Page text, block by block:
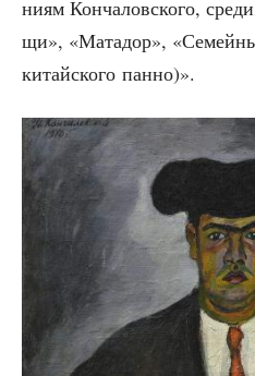
ни­ям Кон­ча­лов­ско­го,
щи», «Мата­дор»,
китай­ско­го панно)».